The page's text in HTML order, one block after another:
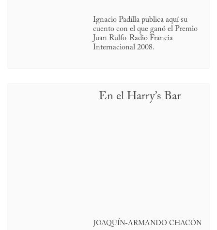
Ignacio Padilla publica aquí su
cuento con el que ganó el Premio
Juan Rulfo-Radio Francia
Internacional 2008.
En el Harry’s Bar
JOAQUÍN-ARMANDO CHACÓN